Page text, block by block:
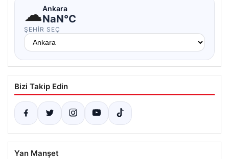
☁Ankara
NaN°C
ŞEHIR SEÇ
Bizi Takip Edin
Yan Manşet